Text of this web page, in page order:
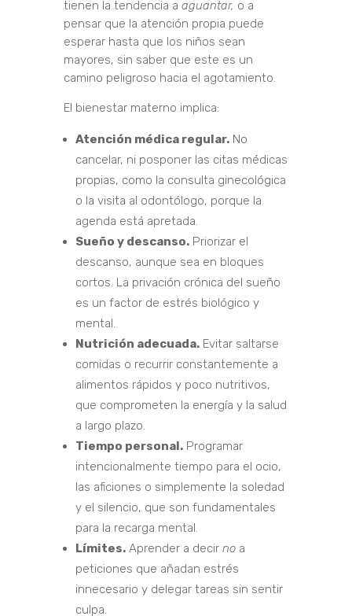
tienen la tendencia a aguantar, o a
pensar que la atención propia puede
esperar hasta que los niños sean
mayores, sin saber que este es un
camino peligroso hacia el agotamiento.
El bienestar materno implica:
Atención médica regular.No
cancelar, ni posponer las citas médicas
propias, como la consulta ginecológica
o la visita al odontólogo, porque la
agenda está apretada.
Sueño y descanso.Priorizar el
descanso, aunque sea en bloques
cortos. La privación crónica del sueño
es un factor de estrés biológico y
mental.
Nutrición adecuada.Evitar saltarse
comidas o recurrir constantemente a
alimentos rápidos y poco nutritivos,
que comprometen la energía y la salud
a largo plazo.
Tiempo personal.Programar
intencionalmente tiempo para el ocio,
las aficiones o simplemente la soledad
y el silencio, que son fundamentales
para la recarga mental.
Límites.Aprender a decir noa
peticiones que añadan estrés
innecesario y delegar tareas sin sentir
culpa.